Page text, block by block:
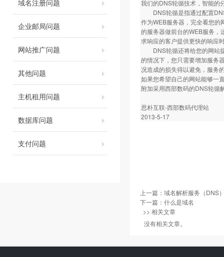
域名注册问题
企业邮局问题
网站推广问题
其他问题
主机租用问题
数据库问题
支付问题
我们的DNS轮循技术，智能的
DNS轮循是指通过配置DNS
作为WEB服务器，完全看您的
的服务器做前台的WEB服务，
求响应的客户提供更快的响应
DNS轮循还将给您的网站提
的情况下，您只需要增加服务
况造成的损失得以避免，服务
如果您希望自己的网站能够一
附加采用西部数码的DNS轮循
思朴互联-西部数码代理站
2013-5-17
上一篇： 域名解析服务（DNS
下一篇： 什么是域名
>> 相关文章
没有相关文章。